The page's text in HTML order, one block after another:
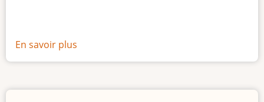
En savoir plus
La
taille